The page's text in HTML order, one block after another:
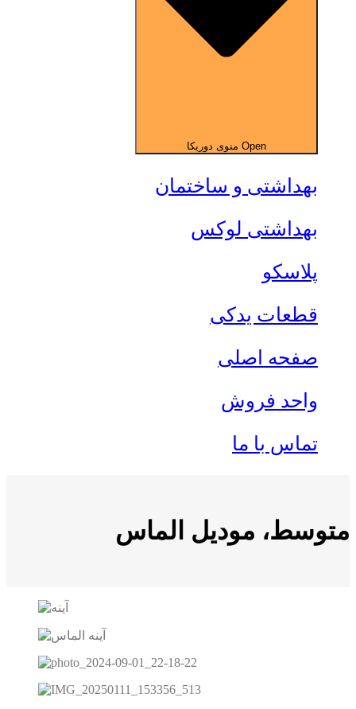
Open منوی دوریکا
بهداشتی و ساختمان
بهداشتی لوکس
پلاسکو
قطعات یدکی
صفحه اصلی
واحد فروش
تماس با ما
متوسط، موديل الماس